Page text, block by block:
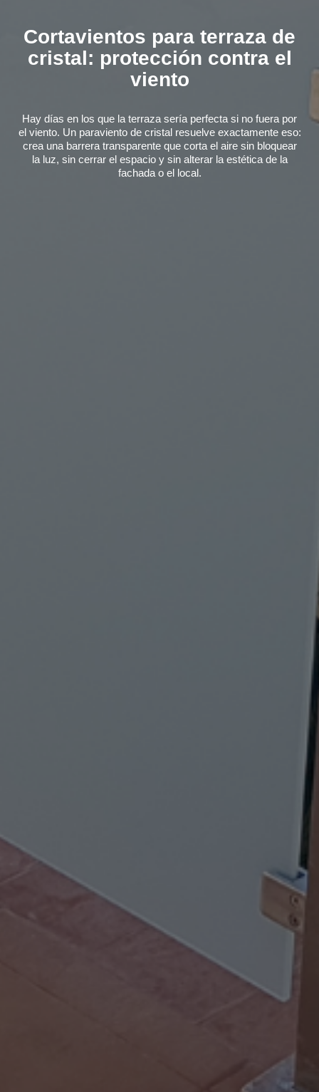
Cortavientos para terraza de
cristal: protección contra el
viento
Hay días en los que la terraza sería perfecta si no fuera por
el viento. Un paraviento de cristal resuelve exactamente eso:
crea una barrera transparente que corta el aire sin bloquear
la luz, sin cerrar el espacio y sin alterar la estética de la
fachada o el local.